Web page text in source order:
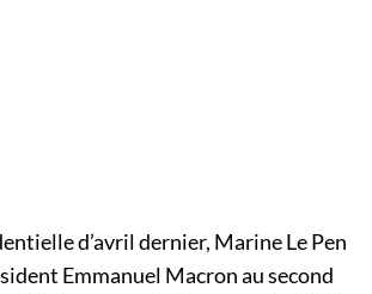
d’avril dernier, Marine Le Pen
Emmanuel Macron au second